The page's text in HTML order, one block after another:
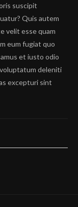
suscipit
Quis autem
velit esse quam
eum fugiat quo
et iusto odio
deleniti
excepturi sint